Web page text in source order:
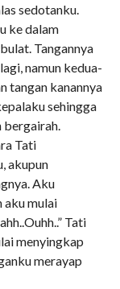
sedotanku.
ke dalam
Tangannya
namun kedua-
tangan kanannya
sehingga
Tati
akupun
Aku
aku mulai
Tati
menyingkap
merayap